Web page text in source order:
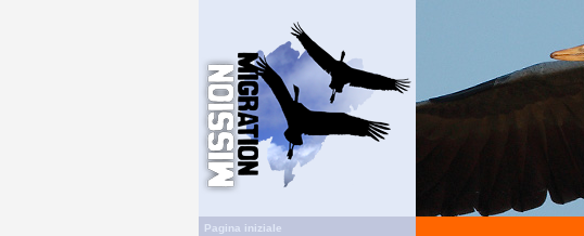
Pagina iniziale